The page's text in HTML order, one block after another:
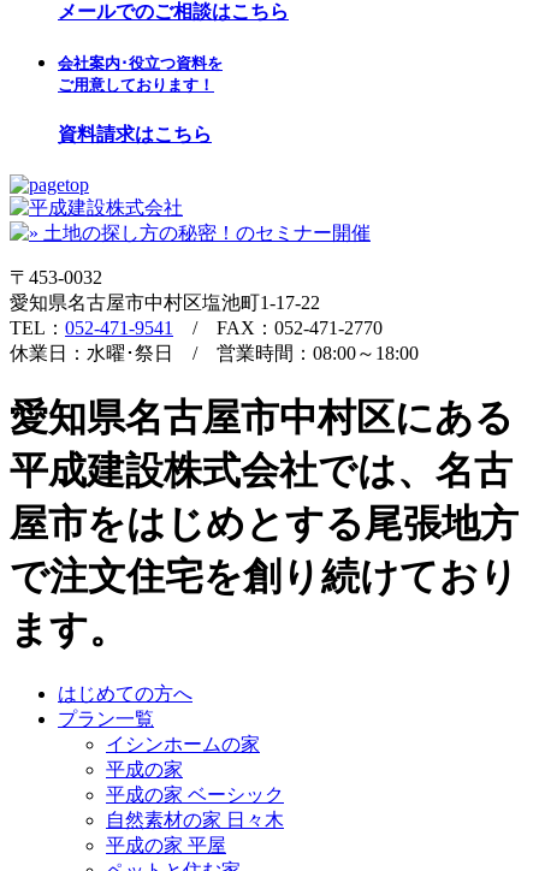
メールでのご相談はこちら
会社案内･役立つ資料を
ご用意しております！
資料請求はこちら
〒453-0032
愛知県名古屋市中村区塩池町1-17-22
TEL： 052-471-9541
/ FAX：052-471-2770
休業日：水曜･祭日 / 営業時間：08:00～18:00
愛知県名古屋市中村区にある
平成建設株式会社では、名古
屋市をはじめとする尾張地方
で注文住宅を創り続けており
ます。
はじめての方へ
プラン一覧
イシンホームの家
平成の家
平成の家 ベーシック
自然素材の家 日々木
平成の家 平屋